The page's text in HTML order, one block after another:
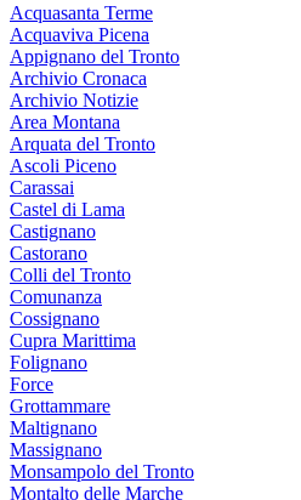
Acquasanta Terme
Acquaviva Picena
Appignano del Tronto
Archivio Cronaca
Archivio Notizie
Area Montana
Arquata del Tronto
Ascoli Piceno
Carassai
Castel di Lama
Castignano
Castorano
Colli del Tronto
Comunanza
Cossignano
Cupra Marittima
Folignano
Force
Grottammare
Maltignano
Massignano
Monsampolo del Tronto
Montalto delle Marche